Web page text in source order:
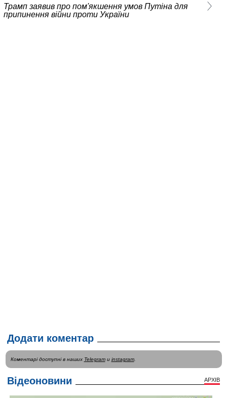
Трамп заявив про пом'якшення умов Путіна для
припинення війни проти України
Додати коментар
Коментарі доступні в наших Telegramи instagram.
Відеоновини АРХІВ